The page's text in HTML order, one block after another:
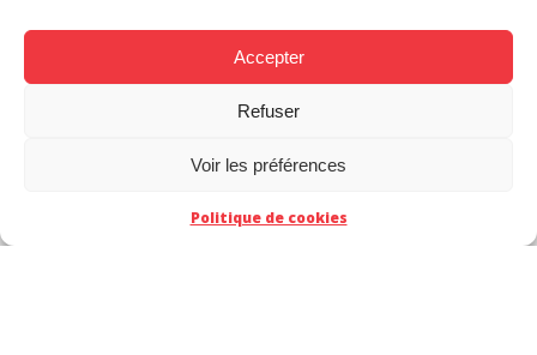
Accepter
Refuser
Voir les préférences
Politique de cookies